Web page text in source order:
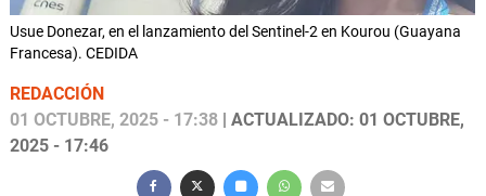
Usue Donezar, en el lanzamiento del Sentinel-2 en Kourou (Guayana
Francesa). CEDIDA
REDACCIÓN
01 OCTUBRE, 2025 - 17:38 | ACTUALIZADO: 01 OCTUBRE,
2025 - 17:46